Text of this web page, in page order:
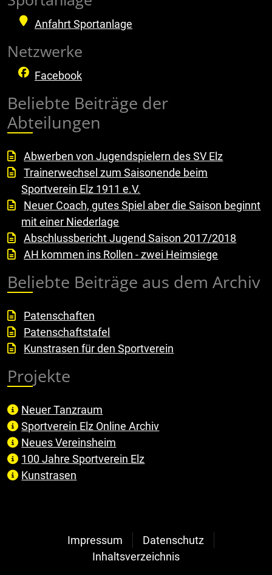
Anfahrt Sportanlage
Netzwerke
Facebook
Beliebte Beiträge der
Abteilungen
Abwerben von Jugendspielern des SV Elz
Trainerwechsel zum Saisonende beim
Sportverein Elz 1911 e.V.
Neuer Coach, gutes Spiel aber die Saison beginnt
mit einer Niederlage
Abschlussbericht Jugend Saison 2017/2018
AH kommen ins Rollen - zwei Heimsiege
Beliebte Beiträge aus dem Archiv
Patenschaften
Patenschaftstafel
Kunstrasen für den Sportverein
Projekte
Neuer Tanzraum
Sportverein Elz Online Archiv
Neues Vereinsheim
100 Jahre Sportverein Elz
Kunstrasen
Impressum
Datenschutz
Inhaltsverzeichnis